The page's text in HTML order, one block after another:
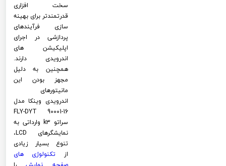
سخت افزاری
قدرتمندتر برای بهینه
سازی فرآیندهای
پردازشی در اجرای
اپلیکیشن های
اندرویدی دارند.
همچنین به دلیل
مجهز بودن این
مانیتورهای
اندرویدی وینکا مدل
FLY-DYT 90001-16
سراتو k3 وارداتی به
نمایشگرهای LCD،
تنوع بسیار زیادی
از تکنولوژی های